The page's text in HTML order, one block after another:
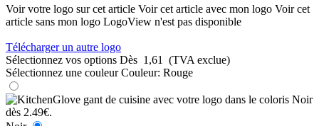
Voir votre logo sur cet article Voir cet article avec mon logo Voir cet
article sans mon logo LogoView n'est pas disponible
Télécharger un autre logo
Sélectionnez vos options Dès 1,61
(TVA exclue)
Sélectionnez une couleur Couleur: Rouge